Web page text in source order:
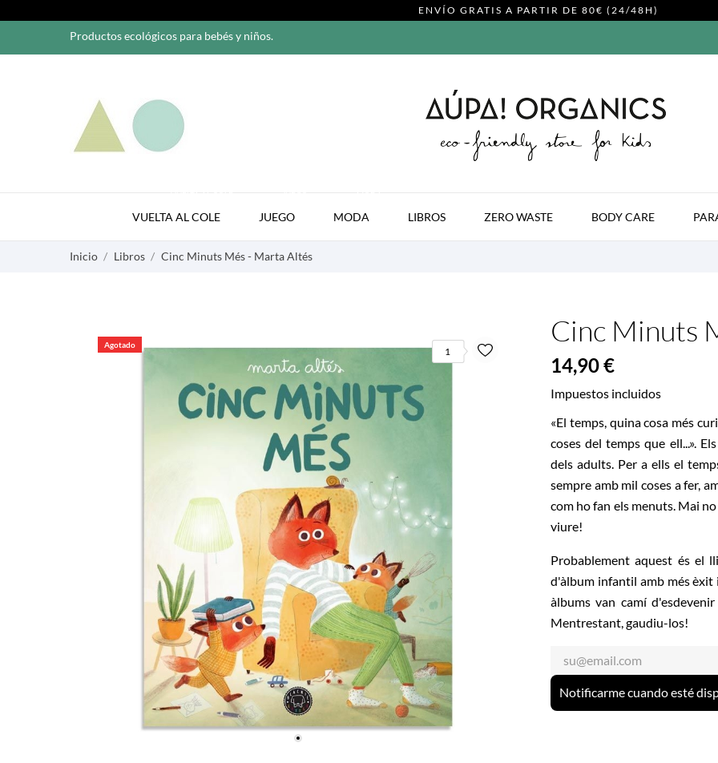
ENVÍO GRATIS A PARTIR DE 80€ (24/48H)
Productos ecológicos para bebés y niños.
VUELTA AL COLE JUEGO MODA LIBROS ZERO WASTE BODY CARE
Inicio Libros Cinc Minuts Més - Marta Altés
Agotado
1
Cinc Minuts
14,90 €
Impuestos incluidos
«El temps, quina cosa més
coses del temps que ell...».
dels adults. Per a ells el
sempre amb mil coses a fer,
com ho fan els menuts. Mai
viure!
Probablement aquest és el
d'àlbum infantil amb més èxit
àlbums van camí
Mentrestant, gaudiu-los!
Notificarme cuando esté